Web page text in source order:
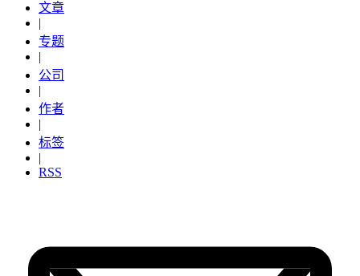
文章
专题
公司
作者
标签
RSS